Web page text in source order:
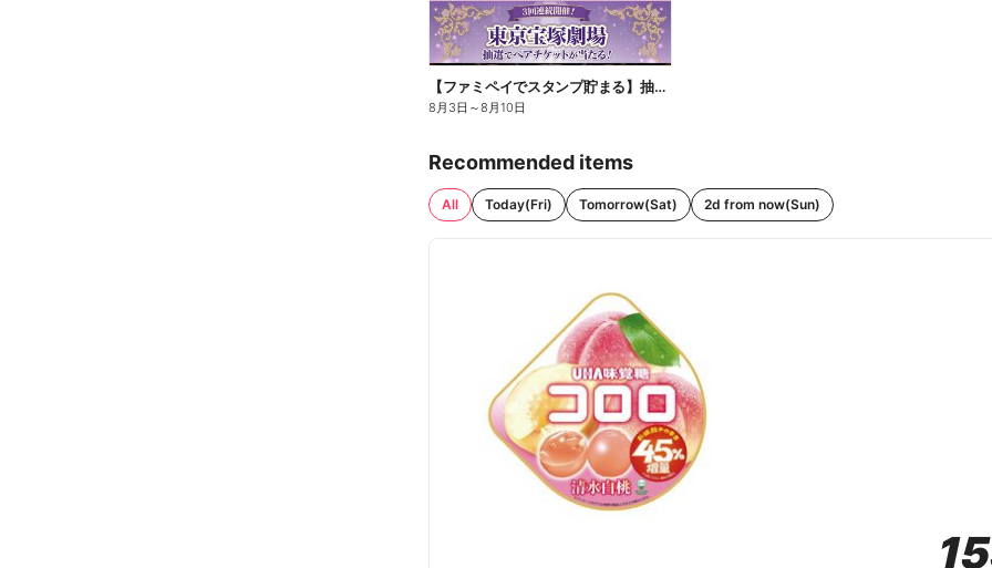
【ファミペイでスタンプ貯まる】抽選でペアチケットが当たる!
8月3日 ～8月10日
Recommended items
All Today(Fri) Tomorrow(Sat) 2d from now(Sun)